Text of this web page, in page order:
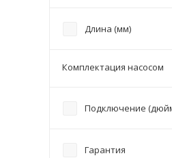
Подключение (дюйм)